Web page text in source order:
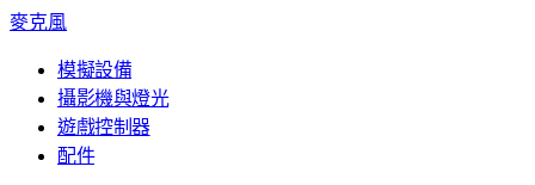
麥克風
模擬設備
攝影機與燈光
遊戲控制器
配件